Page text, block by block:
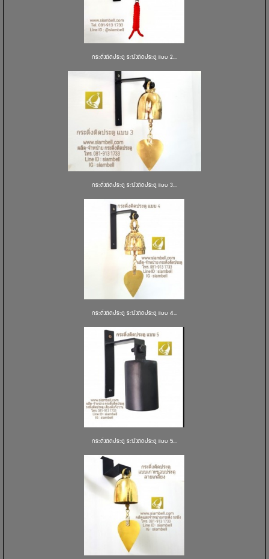
กระดิ่งติดประตู ระฆังติดประตู แบบ 2...
กระดิ่งติดประตู ระฆังติดประตู แบบ 3...
กระดิ่งติดประตู ระฆังติดประตู แบบ 4...
กระดิ่งติดประตู ระฆังติดประตู แบบ 5...